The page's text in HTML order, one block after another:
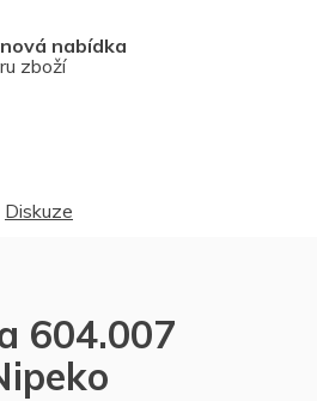
nabídka
zboží
Diskuze
604.007